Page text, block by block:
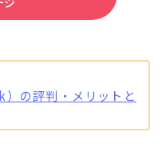
の評判・メリットと